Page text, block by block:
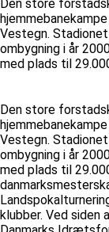
Den store
Vestegn.
ombygning i år
med plads til
Den store
Vestegn.
ombygning i år
med plads til
klubber. Ved siden